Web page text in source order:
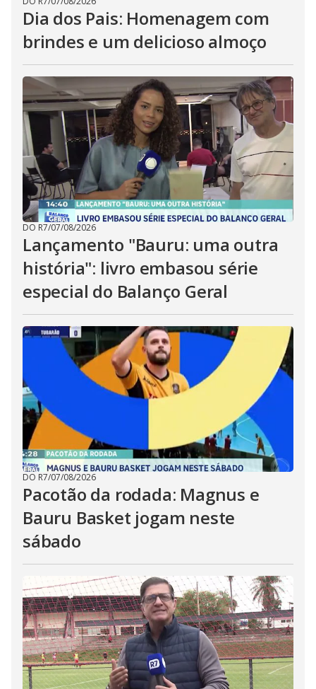
Dia dos Pais: Homenagem com
brindes e um delicioso almoço
DO R7/07/08/2026
Lançamento "Bauru: uma outra
história": livro embasou série
especial do Balanço Geral
DO R7/07/08/2026
Pacotão da rodada: Magnus e
Bauru Basket jogam neste
sábado